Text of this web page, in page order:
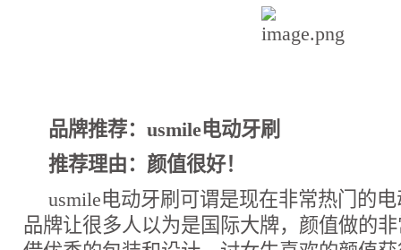
品牌推荐：usmile电动牙刷
推荐理由：颜值很好！
usmile电动牙刷可谓是现在非常热门的
品牌让很多人以为是国际大牌，颜值做的